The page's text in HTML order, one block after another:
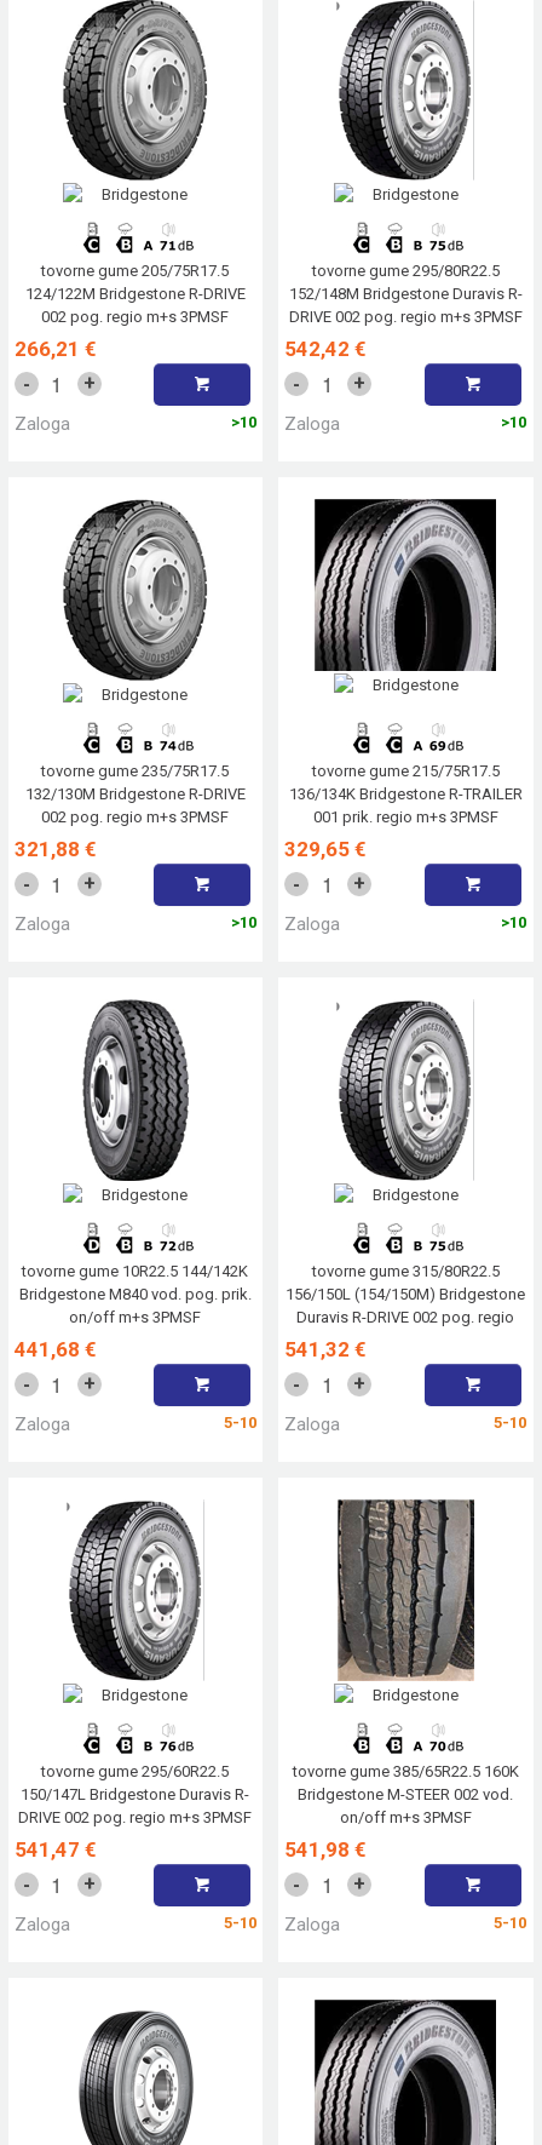
tovorne gume 205/75R17.5
124/122M Bridgestone R-DRIVE
002 pog. regio m+s 3PMSF
266,21 €
- +
Zaloga >10
tovorne gume 295/80R22.5
152/148M Bridgestone Duravis R-
DRIVE 002 pog. regio m+s 3PMSF
542,42 €
- +
Zaloga >10
tovorne gume 235/75R17.5
132/130M Bridgestone R-DRIVE
002 pog. regio m+s 3PMSF
321,88 €
- +
Zaloga >10
tovorne gume 215/75R17.5
136/134K Bridgestone R-TRAILER
001 prik. regio m+s 3PMSF
329,65 €
- +
Zaloga >10
tovorne gume 10R22.5 144/142K
Bridgestone M840 vod. pog. prik.
on/off m+s 3PMSF
441,68 €
- +
Zaloga 5-10
tovorne gume 315/80R22.5
156/150L (154/150M) Bridgestone
Duravis R-DRIVE 002 pog. regio
m+s 3PMSF
541,32 €
- +
Zaloga 5-10
tovorne gume 295/60R22.5
150/147L Bridgestone Duravis R-
DRIVE 002 pog. regio m+s 3PMSF
541,47 €
- +
Zaloga 5-10
tovorne gume 385/65R22.5 160K
Bridgestone M-STEER 002 vod.
on/off m+s 3PMSF
541,98 €
- +
Zaloga 5-10